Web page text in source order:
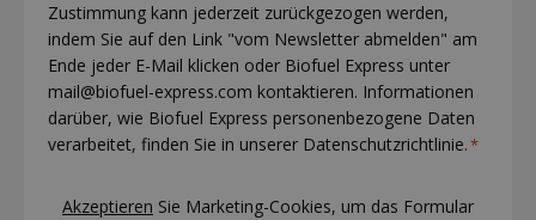
Zustimmung kann jederzeit zurückgezogen werden,
indem Sie auf den Link "vom Newsletter abmelden" am
Ende jeder E-Mail klicken oder Biofuel Express unter
mail@biofuel-express.com kontaktieren. Informationen
darüber, wie Biofuel Express personenbezogene Daten
verarbeitet, finden Sie in unserer Datenschutzrichtlinie.*
Akzeptieren Sie Marketing-Cookies, um das Formular